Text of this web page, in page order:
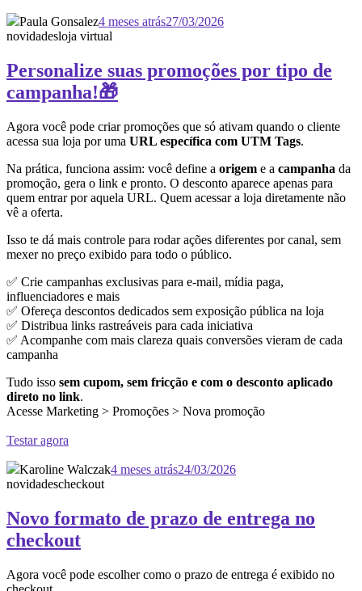
Paula Gonsalez4 meses atrás27/03/2026
novidadesloja virtual
Personalize suas promoções por tipo de
campanha!🎁
Agora você pode criar promoções que só ativam quando o cliente
acessa sua loja por uma URL específica com UTM Tags.
Na prática, funciona assim: você define a origem e a campanha da
promoção, gera o link e pronto. O desconto aparece apenas para
quem entrar por aquela URL. Quem acessar a loja diretamente não
vê a oferta.
Isso te dá mais controle para rodar ações diferentes por canal, sem
mexer no preço exibido para todo o público.
✅ Crie campanhas exclusivas para e-mail, mídia paga,
influenciadores e mais
✅ Ofereça descontos dedicados sem exposição pública na loja
✅ Distribua links rastreáveis para cada iniciativa
✅ Acompanhe com mais clareza quais conversões vieram de cada
campanha
Tudo isso sem cupom, sem fricção e com o desconto aplicado
direto no link.
Acesse Marketing > Promoções > Nova promoção
Testar agora
Karoline Walczak4 meses atrás24/03/2026
novidadescheckout
Novo formato de prazo de entrega no
checkout
Agora você pode escolher como o prazo de entrega é exibido no